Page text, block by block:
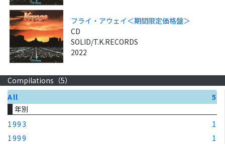
フライ・アウェイ＜期間限定価格盤＞
CD
SOLID/T.K.RECORDS
2022
Compilations（5）
All
5
年別
1993
1
1999
1